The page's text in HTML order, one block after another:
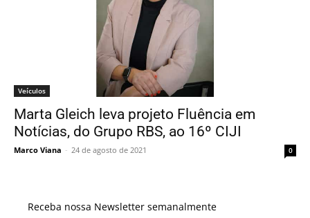
Veículos
Marta Gleich leva projeto Fluência em
Notícias, do Grupo RBS, ao 16º CIJI
Marco Viana - 24 de agosto de 2021 0
Receba nossa Newsletter semanalmente